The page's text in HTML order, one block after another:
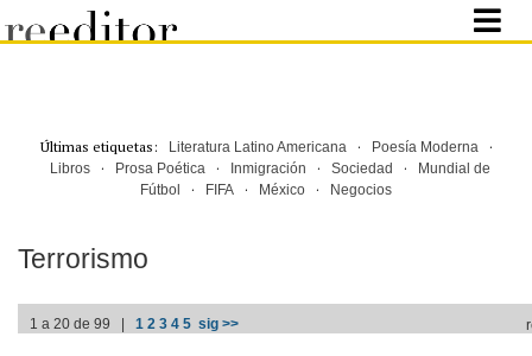
Últimas etiquetas: Literatura Latino Americana· Poesía Moderna·
Libros· Prosa Poética· Inmigración · Sociedad ·
Mundial de
Fútbol
· FIFA · México · Negocios
Terrorismo
1 a 20 de 99 | 1 2 3 4 5 sig >>